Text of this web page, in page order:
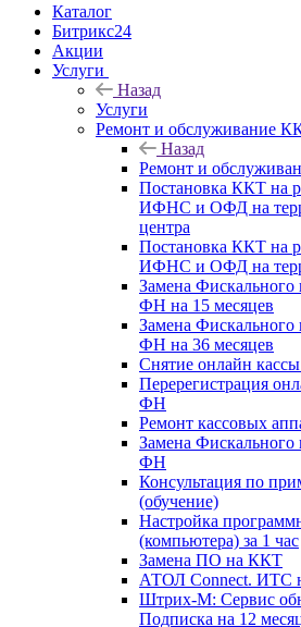
Каталог
Битрикс24
Акции
Услуги
Назад
Услуги
Ремонт и обслуживание
Назад
Ремонт и
Постановка ККТ на
ИФНС и ОФД на
центра
Постановка ККТ на
ИФНС и ОФД на
Замена Фискального
ФН на 15 месяцев
Замена Фискального
ФН на 36 месяцев
Снятие онлайн
Перерегистрация
ФН
Ремонт кассовых
Замена Фискального
ФН
Консультация по
(обучение)
Настройка
(компьютера) за 1 час
Замена ПО на ККТ
АТОЛ Connect. ИТС
Штрих-М: Сервис
Подписка на 12